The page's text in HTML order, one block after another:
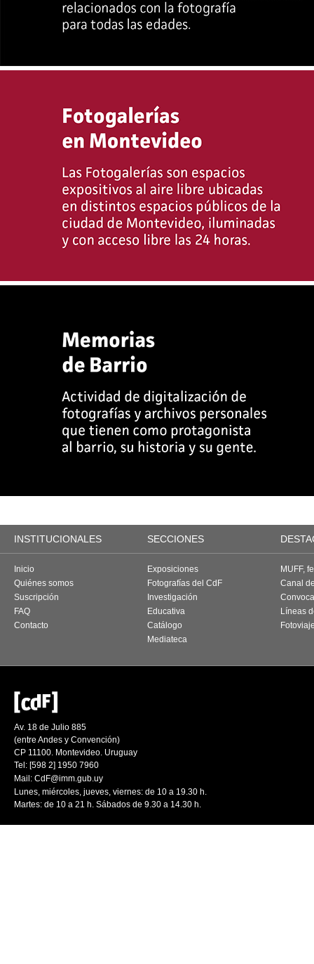
INSTITUCIONALES SECCIONES
Inicio
Quiénes somos
Suscripción
FAQ
Contacto
Exposiciones
Fotografías del CdF
Investigación
Educativa
Catálogo
Mediateca
MUFF,
Canal
Líneas
Av. 18 de Julio 885
(entre Andes y Convención)
CP 11100. Montevideo. Uruguay
Tel: [598 2] 1950 7960
Mail: CdF@imm.gub.uy
Lunes, miércoles, jueves, viernes: de 10 a 19.30 h.
Martes: de 10 a 21 h. Sábados de 9.30 a 14.30 h.